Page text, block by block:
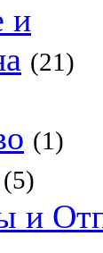
и
(21)
(1)
(5)
и